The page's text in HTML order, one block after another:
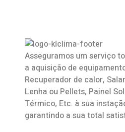
Asseguramos um serviço
a aquisição de
Recuperador de calor,
Lenha ou Pellets, Painel
Térmico, Etc. à sua
garantindo a sua total